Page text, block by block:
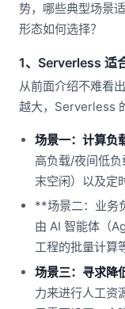
势，哪些典型场景
形态如何选择？
1、Serverless 适
从前面介绍不难看
越大，Serverless
场景一：计算负
高负载/夜间低
末空闲）以及定
**场景二：业务
由 AI 智能体（
工程的批量计算
场景三：寻求降
力来进行人工资